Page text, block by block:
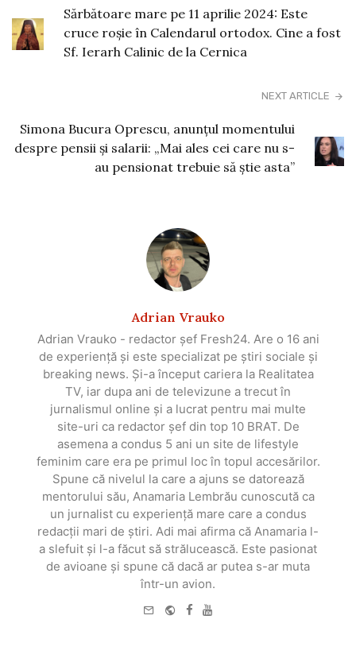
Sărbătoare mare pe 11 aprilie 2024: Este
cruce roșie în Calendarul ortodox. Cine a fost
Sf. Ierarh Calinic de la Cernica
NEXT ARTICLE
Simona Bucura Oprescu, anunţul momentului
despre pensii şi salarii: „Mai ales cei care nu s-
au pensionat trebuie să ştie asta”
Adrian Vrauko
Adrian Vrauko - redactor șef Fresh24. Are o 16 ani
de experiență și este specializat pe știri sociale și
breaking news. Și-a început cariera la Realitatea
TV, iar dupa ani de televizune a trecut în
jurnalismul online și a lucrat pentru mai multe
site-uri ca redactor șef din top 10 BRAT. De
asemena a condus 5 ani un site de lifestyle
feminim care era pe primul loc în topul accesărilor.
Spune că nivelul la care a ajuns se datorează
mentorului său, Anamaria Lembrău cunoscută ca
un jurnalist cu experiență mare care a condus
redacții mari de știri. Adi mai afirma că Anamaria l-
a slefuit și l-a făcut să strălucească. Este pasionat
de avioane și spune că dacă ar putea s-ar muta
într-un avion.
e-
WebsiteFacebook